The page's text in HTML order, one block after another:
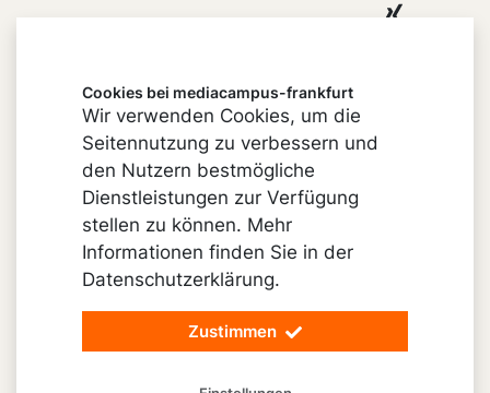
Xing
© 2026 mediacampus-frankfurt
Impressum
Cookie-Einstellungen
Datenschutz
Barrierefreiheit
Cookies bei mediacampus-frankfurt
Wir verwenden Cookies, um die
Seitennutzung zu verbessern und
den Nutzern bestmögliche
Dienstleistungen zur Verfügung
stellen zu können. Mehr
Informationen finden Sie in der
Datenschutzerklärung.
Zustimmen